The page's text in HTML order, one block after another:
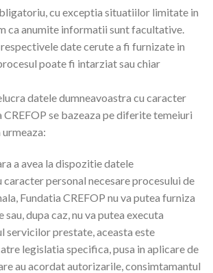
cu exceptia situatiilor limitate in
ca anumite informatii sunt facultative.
date cerute a fi furnizate in
poate fi intarziat sau chiar
datele dumneavoastra cu caracter
CREFOP se bazeaza pe diferite temeiuri
a avea la dispozitie datele
caracter personal necesare procesului de
Fundatia CREFOP nu va putea furniza
dupa caz, nu va putea executa
servicilor prestate, aceasta este
legislatia specifica, pusa in aplicare de
au acordat autorizarile, consimtamantul